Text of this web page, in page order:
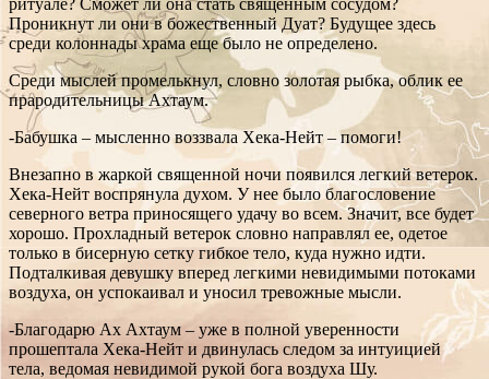
Проникнут ли они в божественный Дуат? Будущее здесь
среди колоннады храма еще было не определено.
Среди мыслей промелькнул, словно золотая рыбка, облик ее
прародительницы Ахтаум.
-Бабушка – мысленно воззвала Хека-Нейт – помоги!
Внезапно в жаркой священной ночи появился легкий ветерок.
Хека-Нейт воспрянула духом. У нее было благословение
северного ветра приносящего удачу во всем. Значит, все будет
хорошо. Прохладный ветерок словно направлял ее, одетое
только в бисерную сетку гибкое тело, куда нужно идти.
Подталкивая девушку вперед легкими невидимыми потоками
воздуха, он успокаивал и уносил тревожные мысли.
-Благодарю Ах Ахтаум – уже в полной уверенности
прошептала Хека-Нейт и двинулась следом за интуицией
тела, ведомая невидимой рукой бога воздуха Шу.